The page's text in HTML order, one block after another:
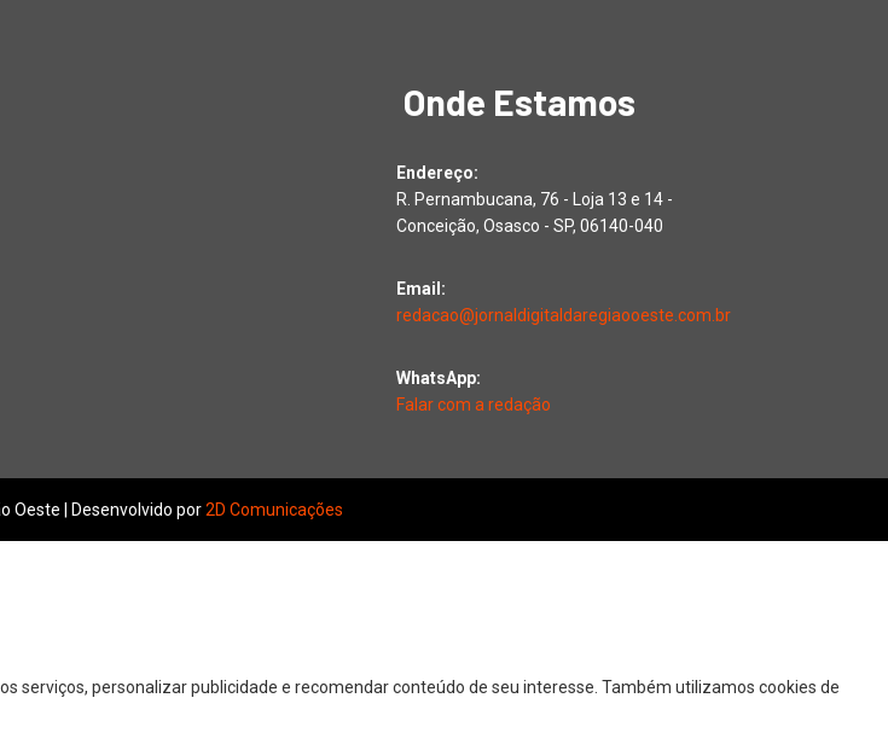
Onde Estamos
Endereço:
R. Pernambucana, 76 - Loja 13 e 14 -
Conceição, Osasco - SP, 06140-040
Email:
redacao@jornaldigitaldaregiaooeste.com.br
WhatsApp:
Falar com a redação
Oeste | Desenvolvido por2D Comunicações
serviços, personalizar publicidade e recomendar conteúdo de seu interesse. Também utilizamos cookies de